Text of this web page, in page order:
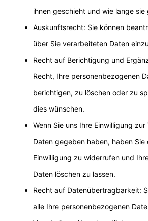
ihnen geschieht und wie lange
Auskunftsrecht: Sie können
über Sie verarbeiteten Daten
Recht auf Berichtigung und
Recht, Ihre personenbezogenen
berichtigen, zu löschen oder zu
dies wünschen.
Wenn Sie uns Ihre Einwilligung
Daten gegeben haben, haben Sie
Einwilligung zu widerrufen und
Daten löschen zu lassen.
Recht auf Datenübertragbarkeit:
alle Ihre personenbezogenen